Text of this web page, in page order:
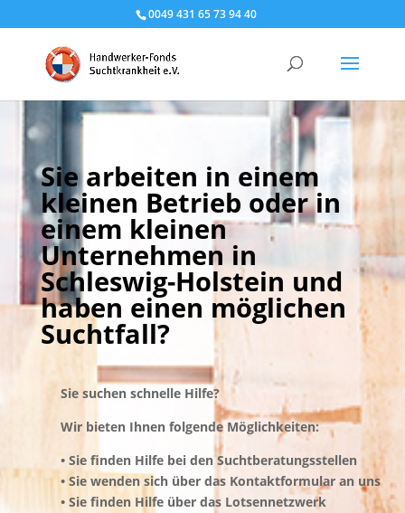
0049 431 65 73 94 40
Sie arbeiten in einem
kleinen Betrieb oder in
einem kleinen
Unternehmen in
Schleswig-Holstein und
haben einen möglichen
Suchtfall?
Sie suchen schnelle Hilfe?
Wir bieten Ihnen folgende Möglichkeiten:
• Sie finden Hilfe bei den Suchtberatungsstellen
• Sie wenden sich über das Kontaktformular an uns
• Sie finden Hilfe über das Lotsennetzwerk